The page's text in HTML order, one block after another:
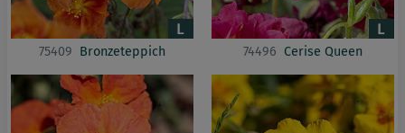
75409 Bronzeteppich 74496 Cerise Queen